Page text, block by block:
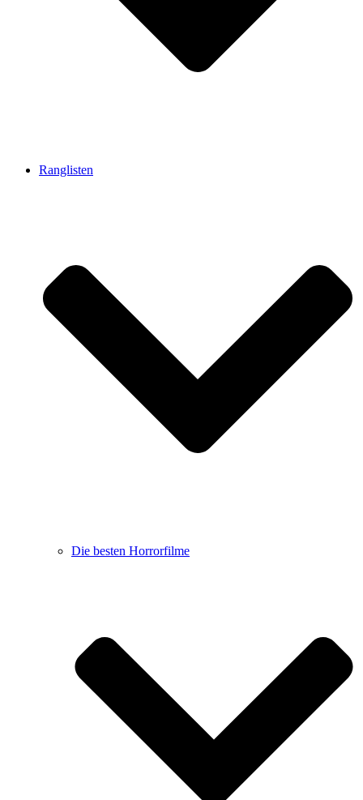
Ranglisten
Die besten Horrorfilme